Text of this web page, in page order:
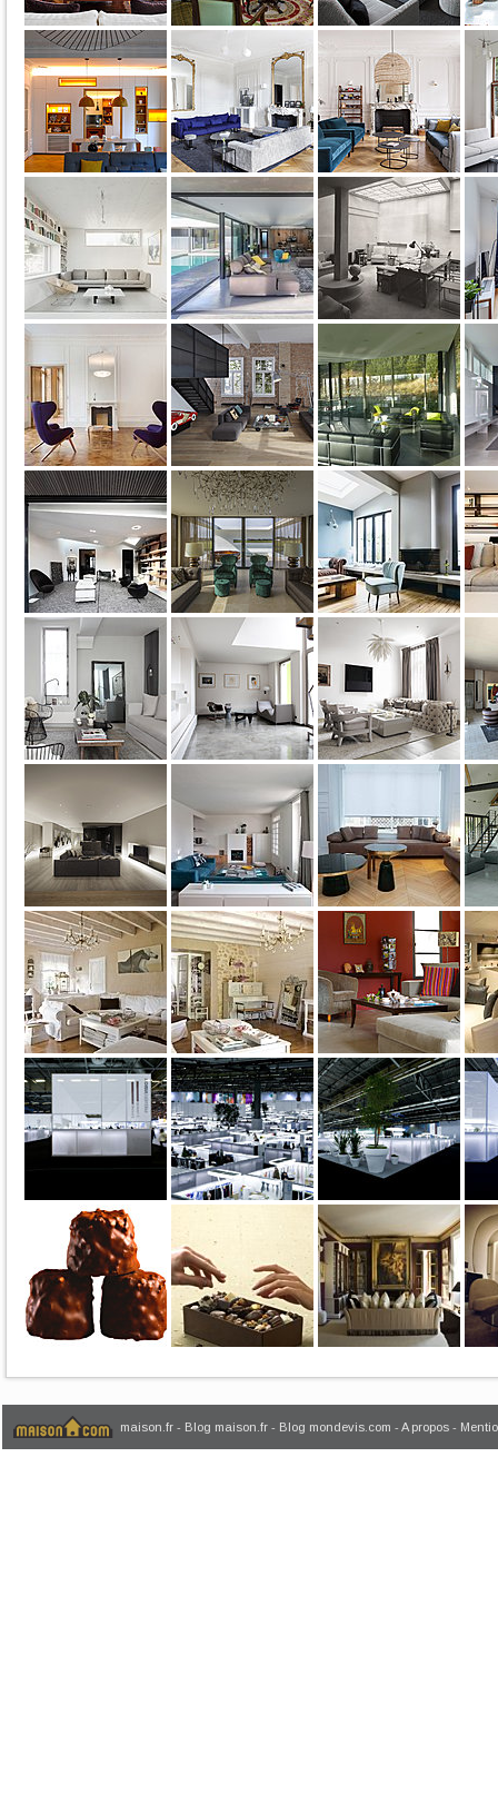
maison.fr - Blog maison.fr - Blog mondevis.com - A propos -